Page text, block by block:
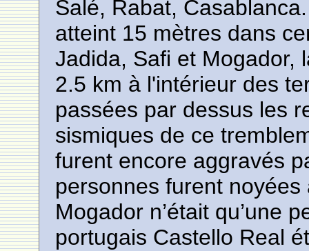
Salé, Rabat,
atteint 15 mètres dans
Jadida, Safi et Mogador,
2.5 km à l'intérieur des
passées par dessus les
sismiques de ce
furent encore aggravés
personnes furent
Mogador n’était qu’une
portugais Castello Real